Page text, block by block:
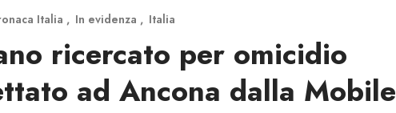
Italia In evidenza Italia
ricercato per omicidio
ad Ancona dalla Mobile